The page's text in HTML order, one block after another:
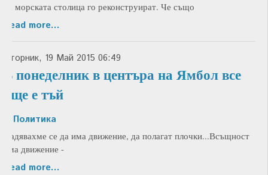
на морската столица го реконструират. Че също
Read more...
Вторник, 19 Май 2015 06:49
В понеделник в центъра на Ямбол все
още е тъй
Политика
Надявахме се да има движение, да полагат плочки...Всъщност
има движение -
Read more...